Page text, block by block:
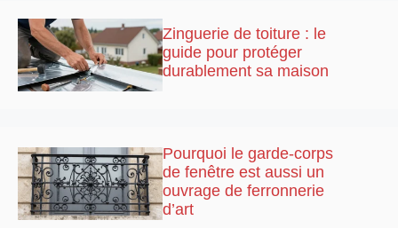
Zinguerie de toiture : le
guide pour protéger
durablement sa maison
Pourquoi le garde-corps
de fenêtre est aussi un
ouvrage de ferronnerie
d’art